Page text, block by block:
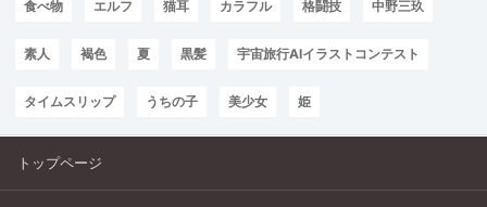
食べ物 エルフ 猫耳 カラフル 格闘技 中野三玖
素人 褐色 夏 黒髪 宇宙旅行AIイラストコンテスト
タイムスリップ うちの子 美少女 姫
トップページ